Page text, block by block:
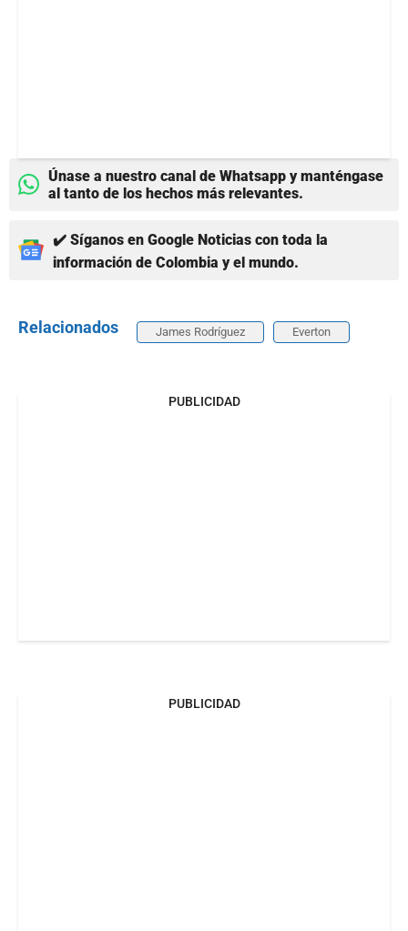
Únase a nuestro canal de Whatsapp y manténgase
al tanto de los hechos más relevantes.
✔️ Síganos en Google Noticias con toda la
información de Colombia y el mundo.
Relacionados James Rodríguez Everton
PUBLICIDAD
PUBLICIDAD